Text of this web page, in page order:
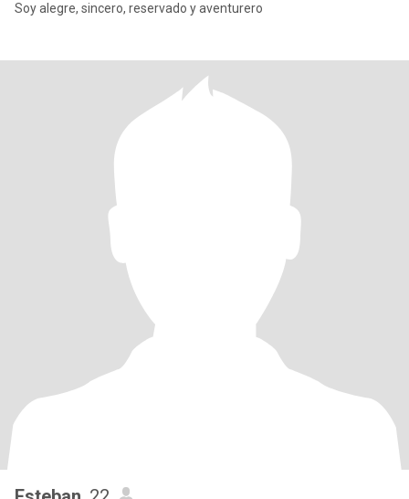
Soy alegre, sincero, reservado y aventurero